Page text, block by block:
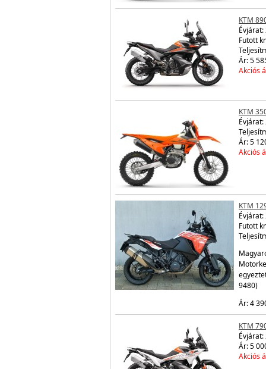
KTM
Évjárat:
Futott
Ár: 5
Akciós
KTM
Évjárat:
Ár: 5
Akciós
KTM
Évjárat:
Futott
9480)
Ár: 4
KTM
Évjárat:
Ár: 5
Akciós